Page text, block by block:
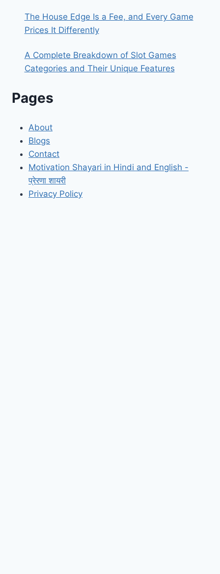
The House Edge Is a Fee, and Every Game
Prices It Differently
A Complete Breakdown of Slot Games
Categories and Their Unique Features
Pages
About
Blogs
Contact
Motivation Shayari in Hindi and English -
प्रेरणा शायरी
Privacy Policy